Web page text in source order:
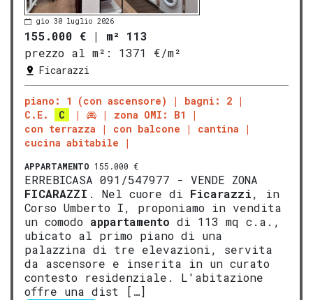
gio 30 luglio 2026
155.000 € | m² 113
prezzo al m²:
1371 €/m²
Ficarazzi
piano: 1 (con ascensore)
bagni: 2
C.E.
C
zona OMI: B1
con terrazza
con balcone
cantina
cucina abitabile
APPARTAMENTO 155.000 €
ERREBICASA 091/547977 - VENDE ZONA
FICARAZZI . Nel cuore di Ficarazzi, in
Corso Umberto I, proponiamo in vendita
un comodo appartamento di 113 mq c.a.,
ubicato al primo piano di una
palazzina di tre elevazioni, servita
da ascensore e inserita in un curato
contesto residenziale. L'abitazione
offre una dist […]